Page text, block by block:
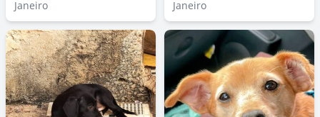
Janeiro
Janeiro